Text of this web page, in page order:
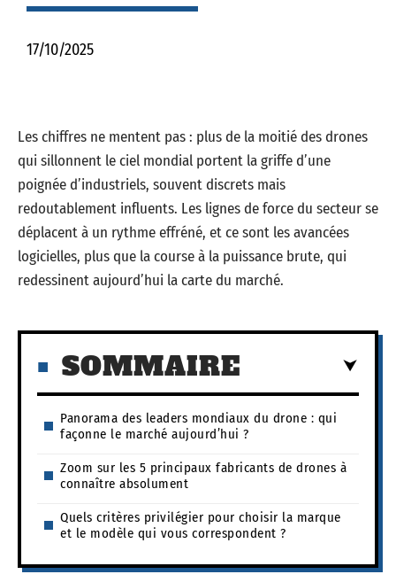
17/10/2025
Les chiffres ne mentent pas : plus de la moitié des drones
qui sillonnent le ciel mondial portent la griffe d’une
poignée d’industriels, souvent discrets mais
redoutablement influents. Les lignes de force du secteur se
déplacent à un rythme effréné, et ce sont les avancées
logicielles, plus que la course à la puissance brute, qui
redessinent aujourd’hui la carte du marché.
SOMMAIRE
Panorama des leaders mondiaux du drone : qui
façonne le marché aujourd’hui ?
Zoom sur les 5 principaux fabricants de drones à
connaître absolument
Quels critères privilégier pour choisir la marque
et le modèle qui vous correspondent ?